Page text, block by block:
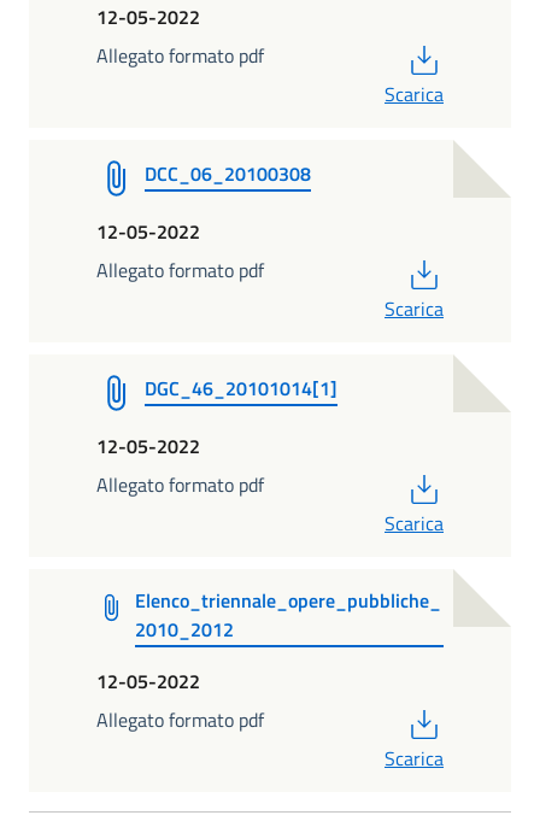
12-05-2022
Allegato formato pdf
Scarica
DCC_06_20100308
12-05-2022
Allegato formato pdf
Scarica
DGC_46_20101014[1]
12-05-2022
Allegato formato pdf
Scarica
Elenco_triennale_opere_pubbliche_
2010_2012
12-05-2022
Allegato formato pdf
Scarica